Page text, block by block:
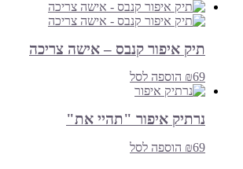
תיק איפור קנבס – אישה צריכה
₪69 הוספה לסל
נרתיק איפור "תהיי את"
₪69 הוספה לסל